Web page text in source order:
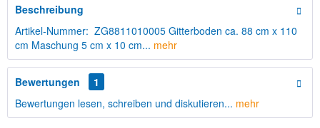
Beschreibung
Artikel-Nummer: ZG8811010005 Gitterboden ca. 88 cm x 110
cm Maschung 5 cm x 10 cm... mehr
Bewertungen
1
Bewertungen lesen, schreiben und diskutieren... mehr